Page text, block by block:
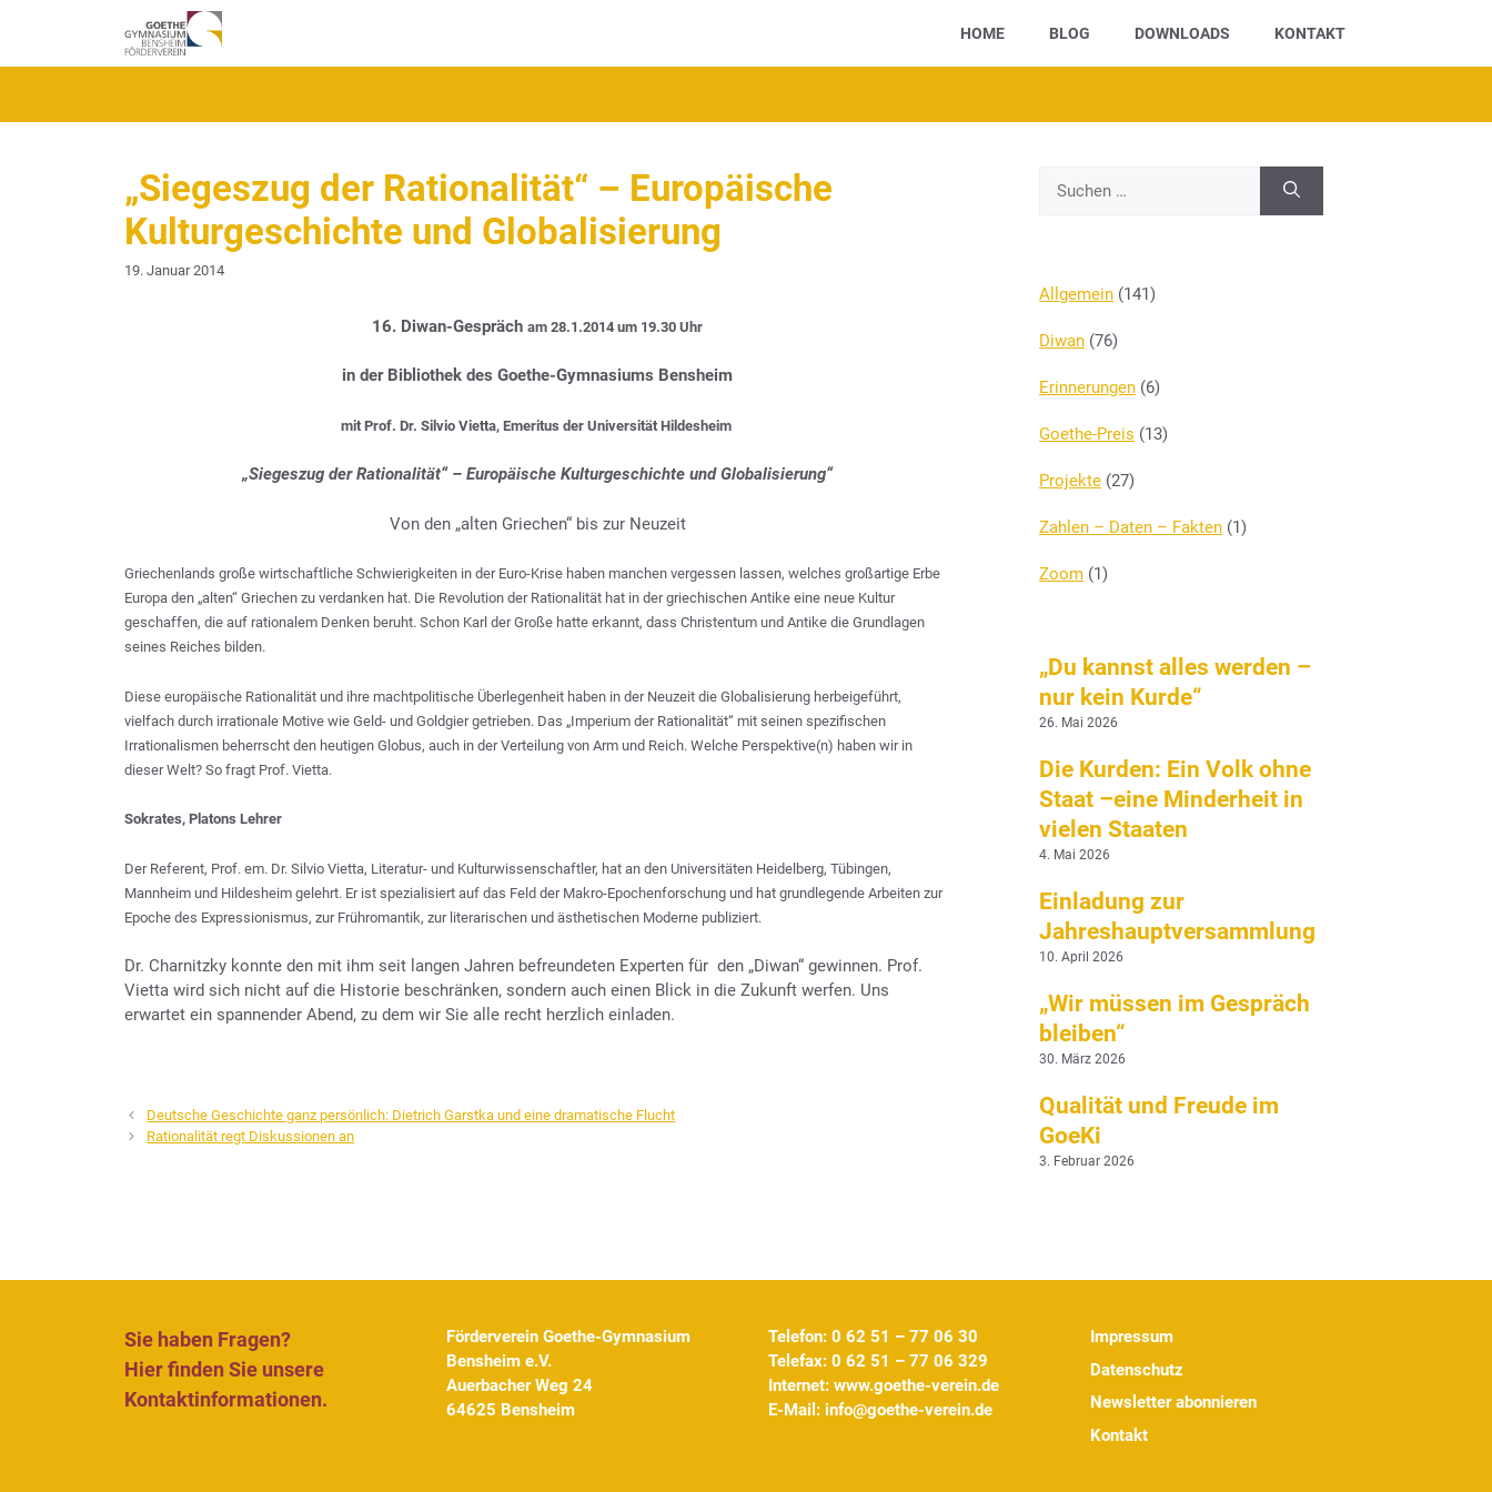
HOME BLOG DOWNLOADS KONTAKT
„Siegeszug der Rationalität“ – Europäische
Kulturgeschichte und Globalisierung
19. Januar 2014
16. Diwan-Gespräch am 28.1.2014 um 19.30 Uhr
in der Bibliothek des Goethe-Gymnasiums Bensheim
mit Prof. Dr. Silvio Vietta, Emeritus der Universität Hildesheim
„Siegeszug der Rationalität“ – Europäische Kulturgeschichte und Globalisierung“
Von den „alten Griechen“ bis zur Neuzeit
Griechenlands große wirtschaftliche Schwierigkeiten in der Euro-Krise haben manchen vergessen lassen, welches großartige Erbe
Europa den „alten“ Griechen zu verdanken hat. Die Revolution der Rationalität hat in der griechischen Antike eine neue Kultur
geschaffen, die auf rationalem Denken beruht. Schon Karl der Große hatte erkannt, dass Christentum und Antike die Grundlagen
seines Reiches bilden.
Diese europäische Rationalität und ihre machtpolitische Überlegenheit haben in der Neuzeit die Globalisierung herbeigeführt,
vielfach durch irrationale Motive wie Geld- und Goldgier getrieben. Das „Imperium der Rationalität“ mit seinen spezifischen
Irrationalismen beherrscht den heutigen Globus, auch in der Verteilung von Arm und Reich. Welche Perspektive(n) haben wir in
dieser Welt? So fragt Prof. Vietta.
Sokrates, Platons Lehrer
Der Referent, Prof. em. Dr. Silvio Vietta, Literatur- und Kulturwissenschaftler, hat an den Universitäten Heidelberg, Tübingen,
Mannheim und Hildesheim gelehrt. Er ist spezialisiert auf das Feld der Makro-Epochenforschung und hat grundlegende Arbeiten zur
Epoche des Expressionismus, zur Frühromantik, zur literarischen und ästhetischen Moderne publiziert.
Dr. Charnitzky konnte den mit ihm seit langen Jahren befreundeten Experten für den „Diwan“ gewinnen. Prof.
Vietta wird sich nicht auf die Historie beschränken, sondern auch einen Blick in die Zukunft werfen. Uns
erwartet ein spannender Abend, zu dem wir Sie alle recht herzlich einladen.
Deutsche Geschichte ganz persönlich: Dietrich Garstka und eine dramatische Flucht
Rationalität regt Diskussionen an
nach:
Allgemein (141)
Diwan (76)
Erinnerungen (6)
Goethe-Preis (13)
Projekte (27)
Zahlen – Daten – Fakten (1)
Zoom (1)
„Du kannst alles werden –
nur kein Kurde“
26. Mai 2026
Die Kurden: Ein Volk ohne
Staat –eine Minderheit in
vielen Staaten
4. Mai 2026
Einladung zur
Jahreshauptversammlung
10. April 2026
„Wir müssen im Gespräch
bleiben“
30. März 2026
Qualität und Freude im
GoeKi
3. Februar 2026
Sie haben Fragen?
Hier finden Sie unsere
Kontaktinformationen.
Förderverein Goethe-Gymnasium
Bensheim e.V.
Auerbacher Weg 24
64625 Bensheim
Telefon: 0 62 51 – 77 06 30
Telefax: 0 62 51 – 77 06 329
Internet: www.goethe-verein.de
E-Mail: info@goethe-verein.de
Impressum
Datenschutz
Newsletter abonnieren
Kontakt